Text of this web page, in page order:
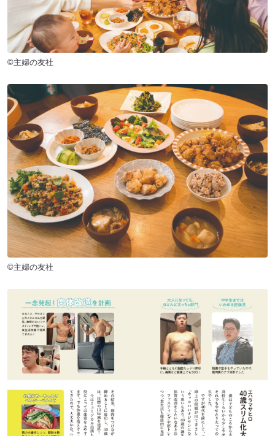
©主婦の友社
©主婦の友社